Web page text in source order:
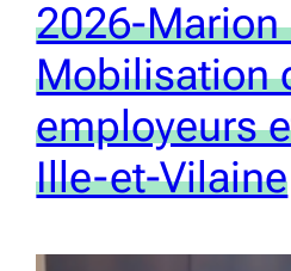
2026-Marion
Mobilisation
employeurs
Ille-et-Vilaine